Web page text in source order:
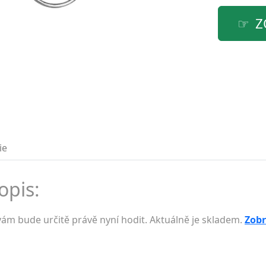
bude určitě právě nyní hodit. Aktuálně je skladem.